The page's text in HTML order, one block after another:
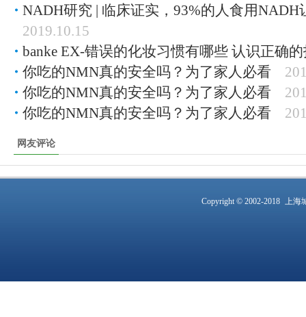
NADH研究 | 临床证实，93%的人食用NADH
2019.10.15
banke EX-错误的化妆习惯有哪些 认识正确
你吃的NMN真的安全吗？为了家人必看
你吃的NMN真的安全吗？为了家人必看
你吃的NMN真的安全吗？为了家人必看
网友评论
Copyright © 2002-2018 上海